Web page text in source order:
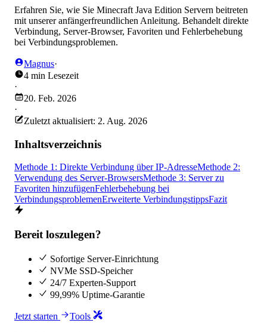
Erfahren Sie, wie Sie Minecraft Java Edition Servern beitreten
mit unserer anfängerfreundlichen Anleitung. Behandelt direkte
Verbindung, Server-Browser, Favoriten und Fehlerbehebung
bei Verbindungsproblemen.
Magnus·
4 min Lesezeit
·
20. Feb. 2026
·
Zuletzt aktualisiert: 2. Aug. 2026
Inhaltsverzeichnis
Methode 1: Direkte Verbindung über IP-AdresseMethode 2:
Verwendung des Server-BrowsersMethode 3: Server zu
Favoriten hinzufügenFehlerbehebung bei
VerbindungsproblemenErweiterte VerbindungstippsFazit
Bereit loszulegen?
Sofortige Server-Einrichtung
NVMe SSD-Speicher
24/7 Experten-Support
99,99% Uptime-Garantie
Jetzt starten Tools